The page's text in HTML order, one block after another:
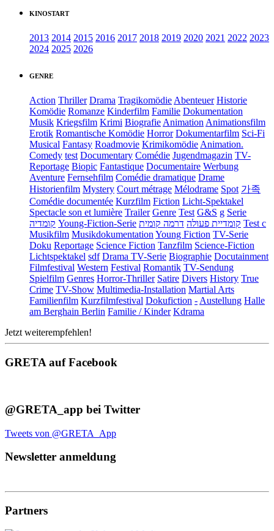
KINOSTART
2013 2014 2015 2016 2017 2018 2019 2020 2021 2022 2023
2024 2025 2026
GENRE
Action Thriller Drama Tragikomödie Abenteuer Historie
Komödie Romanze Kinderfilm Familie Dokumentation
Musik Kriegsfilm Krimi Biografie Animation Animationsfilm
Erotik Romantische Komödie Horror Dokumentarfilm Sci-Fi
Musical Fantasy Roadmovie Krimikomödie Animation.
Comedy test Documentary Comédie Jugendmagazin TV-
Reportage Biopic Fantastique Documentaire Werbung
Aventure Fernsehfilm Comédie dramatique Drame
Historienfilm Mystery Court métrage Mélodrame Spot 가족
Comédie documentée Kurzfilm Fiction Licht-Spektakel
Spectacle son et lumière Trailer Genre Test G&S g Serie
קומדיה Young-Fiction-Serie קומדיית פעולה דרמה קומית
Test c
Musikfilm Musikdokumentation Young Fiction TV-Serie
Doku Reportage Science Fiction Tanzfilm Science-Fiction
Lichtspektakel sdf Drama TV-Serie Biographie Docutainment
Filmfestival Western Festival Romantik TV-Sendung
Spielfilm Genres Horror-Thriller Satire Divers History True
Crime TV-Show Multimedia-Installation Martial Arts
Familienfilm Kurzfilmfestival Dokufiction - Austellung Halle
am Berghain Berlin Familie / Kinder Kdrama
Jetzt weiterempfehlen!
GRETA auf Facebook
@GRETA_app bei Twitter
Tweets von @GRETA_App
Newsletter anmeldung
Partners